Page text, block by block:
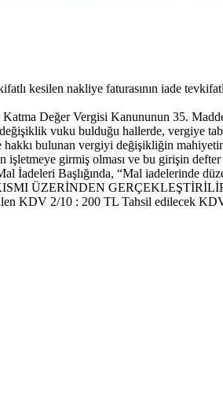
kesilen nakliye faturasının iade
Katma Değer Vergisi Kanununun 35.
vuku bulduğu hallerde, vergiye
hakkı bulunan vergiyi değişikliğin
işletmeye girmiş olması ve bu girişin
İadeleri Başlığında, “Mal iadelerinde
ÜZERİNDEN
KDV 2/10 : 200 TL Tahsil edilecek